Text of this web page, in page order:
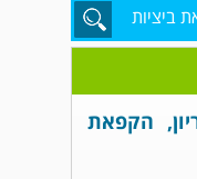
ביציות
הקפאת